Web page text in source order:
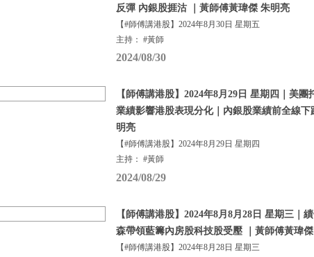
反彈 內銀股捱沽 ｜黃師傅黃瑋傑 朱明亮
【#師傅講港股】2024年8月30日 星期五
主持： #黃師
2024/08/30
【師傅講港股】2024年8月29日 星期四｜美
業績影響港股表現分化｜內銀股業績前全線
明亮
【#師傅講港股】2024年8月29日 星期四
主持： #黃師
2024/08/29
【師傅講港股】2024年8月8月28日 星期三｜
森帶領藍籌內房股科技股受壓 ｜黃師傅黃瑋
【#師傅講港股】2024年8月28日 星期三